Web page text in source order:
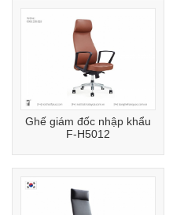
Ghế giám đốc nhập khẩu
F-H5012